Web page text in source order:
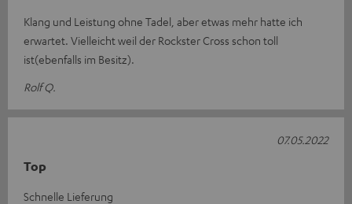
Klang und Leistung ohne Tadel, aber etwas mehr hatte ich
erwartet. Vielleicht weil der Rockster Cross schon toll
ist(ebenfalls im Besitz).
Rolf Q.
Top
Schnelle Lieferung
07.05.2022